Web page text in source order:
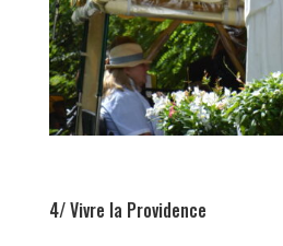
4/ Vivre la Providence